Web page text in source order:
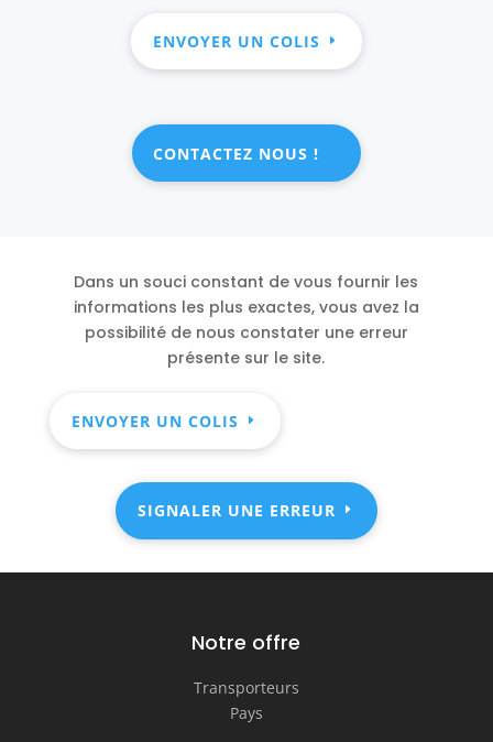
ENVOYER UN COLIS
CONTACTEZ NOUS !
Dans un souci constant de vous fournir les
informations les plus exactes, vous avez la
possibilité de nous constater une erreur
présente sur le site.
ENVOYER UN COLIS
SIGNALER UNE ERREUR
Notre offre
Transporteurs
Pays